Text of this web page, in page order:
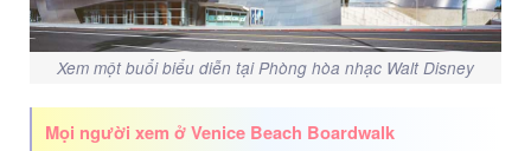
Xem một buổi biểu diễn tại Phòng hòa nhạc Walt Disney
Mọi người xem ở Venice Beach Boardwalk